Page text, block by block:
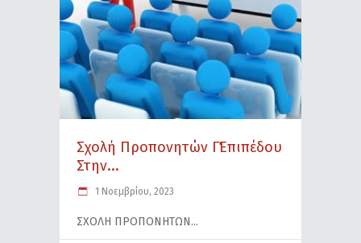
Σχολή Προπονητών Γ΄Επιπέδου
Στην...
1 Νοεμβρίου, 2023
ΣΧΟΛΗ ΠΡΟΠΟΝΗΤΩΝ